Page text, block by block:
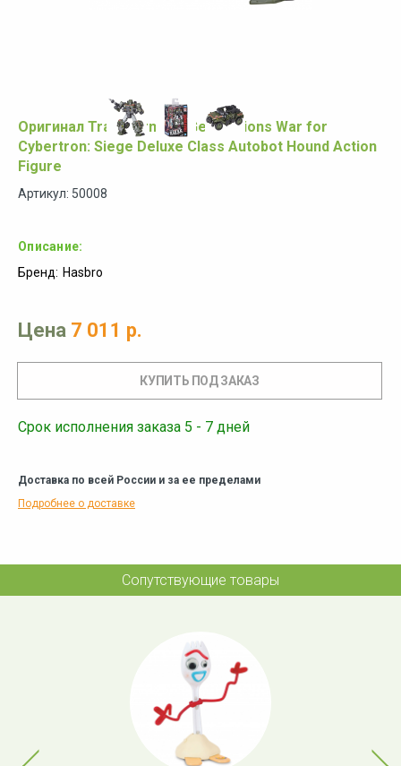
Оригинал Transformers Generations War for
Cybertron: Siege Deluxe Class Autobot Hound Action
Figure
Артикул: 50008
Описание:
Бренд: Hasbro
Цена 7 011 р.
Срок исполнения заказа 5 - 7 дней
Доставка по всей России и за ее пределами
Подробнее о доставке
Сопутствующие товары
Previous Next